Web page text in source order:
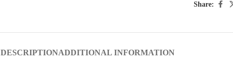
Share:
DESCRIPTIONADDITIONAL INFORMATION